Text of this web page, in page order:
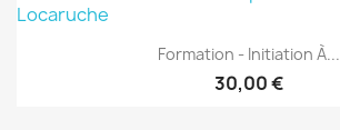
Formation - Initiation À...
30,00 €